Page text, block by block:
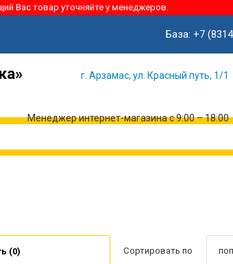
Вас товар уточняйте у менеджеров.
База: +7
г. Арзамас, ул. Красный путь, 1/1
Менеджер интернет-магазина с 9:00 – 18:00
(0) Сортировать по